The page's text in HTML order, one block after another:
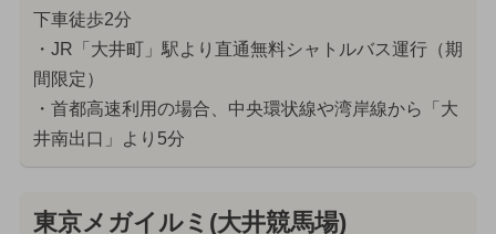
下車徒歩2分
・JR「大井町」駅より直通無料シャトルバス運行（期
間限定）
・首都高速利用の場合、中央環状線や湾岸線から「大
井南出口」より5分
東京メガイルミ(大井競馬場)